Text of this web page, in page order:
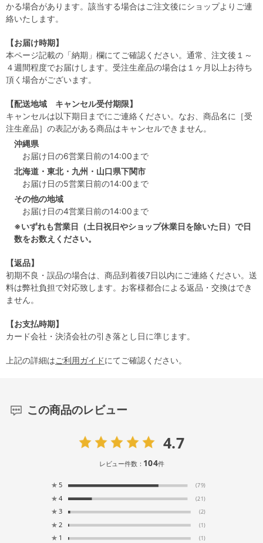
かる場合があります。該当する場合はご注文後にショップよりご連
絡いたします。
【お届け時期】
本ページ記載の「納期」欄にてご確認ください。通常、注文後１～
４週間程度でお届けします。受注生産品の場合は１ヶ月以上お待ち
頂く場合がございます。
【配送地域 キャンセル受付期限】
キャンセルは以下期日までにご連絡ください。なお、商品名に［受
注生産品］の表記がある商品はキャンセルできません。
沖縄県
お届け日の6営業日前の14:00まで
北海道・東北・九州・山口県下関市
お届け日の5営業日前の14:00まで
その他の地域
お届け日の4営業日前の14:00まで
※いずれも営業日（土日祝日やショップ休業日を除いた日）で日
数をお数えください。
【返品】
初期不良・誤品の場合は、商品到着後7日以内にご連絡ください。送
料は弊社負担で対応致します。お客様都合による返品・交換はでき
ません。
【お支払時期】
カード会社・決済会社の引き落とし日に準じます。
上記の詳細はご利用ガイドにてご確認ください。
この商品のレビュー
4.7
レビュー件数： 104件
★ 5 (79)
★ 4 (21)
★ 3 (2)
★ 2 (1)
★ 1 (1)